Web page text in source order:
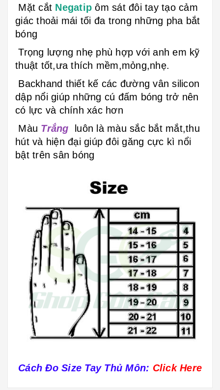
Mặt cắt Negatip ôm sát đôi tay tạo cảm
giác thoải mái tối đa trong những pha bắt
bóng
Trọng lượng nhẹ phù hợp với anh em kỹ
thuật tốt,ưa thích mềm,mỏng,nhẹ.
Backhand thiết kế các đường vân silicon
dập nổi giúp những cú đấm bóng trở nên
có lực và chính xác hơn
Màu Trắng luôn là màu sắc bắt mắt,thu
hút và hiện đại giúp đôi găng cực kì nổi
bật trên sân bóng
Cách Đo Size Tay Thủ Môn: Click Here